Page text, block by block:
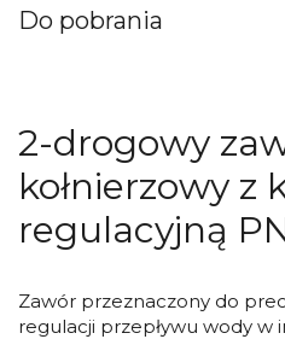
Do pobrania
2-drogowy
kołnierzowy z
regulacyjną
Zawór przeznaczony do
regulacji przepływu wody w